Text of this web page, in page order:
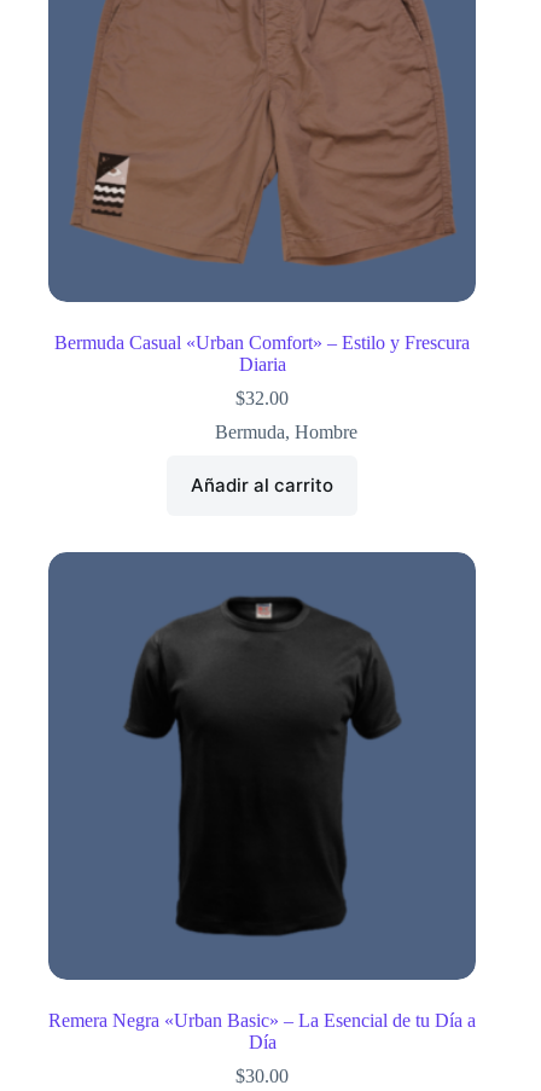
Bermuda Casual «Urban Comfort» – Estilo y Frescura
Diaria
$32.00
Bermuda,Hombre
Añadir al carrito
Remera Negra «Urban Basic» – La Esencial de tu Día a
Día
$30.00